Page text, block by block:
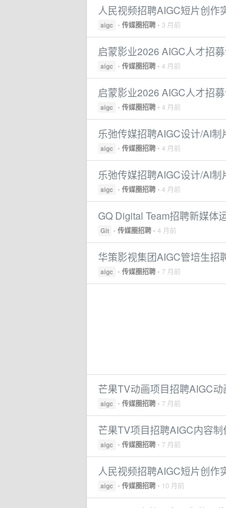
人民视频招聘AIGC短片创作
aigc • 传媒圈招聘 • 3 月前
启蒙影业2026 AIGC人才招募
aigc • 传媒圈招聘 • 4 月前
启蒙影业2026 AIGC人才招募
aigc • 传媒圈招聘 • 4 月前
乐弛传媒招聘AIGC设计/AI制
aigc • 传媒圈招聘 • 4 月前
乐弛传媒招聘AIGC设计/AI制
aigc • 传媒圈招聘 • 4 月前
GQ Digital Team招聘新媒体
Git • 传媒圈招聘 • 4 月前
华策影视集团AIGC管培生招
aigc • 传媒圈招聘 • 7 月前
芒果TV动画项目招聘AIGC动
aigc • 传媒圈招聘 • 7 月前
芒果TV项目招聘AIGC内容制
aigc • 传媒圈招聘 • 7 月前
人民视频招聘AIGC短片创作
aigc • 传媒圈招聘 • 10 月前